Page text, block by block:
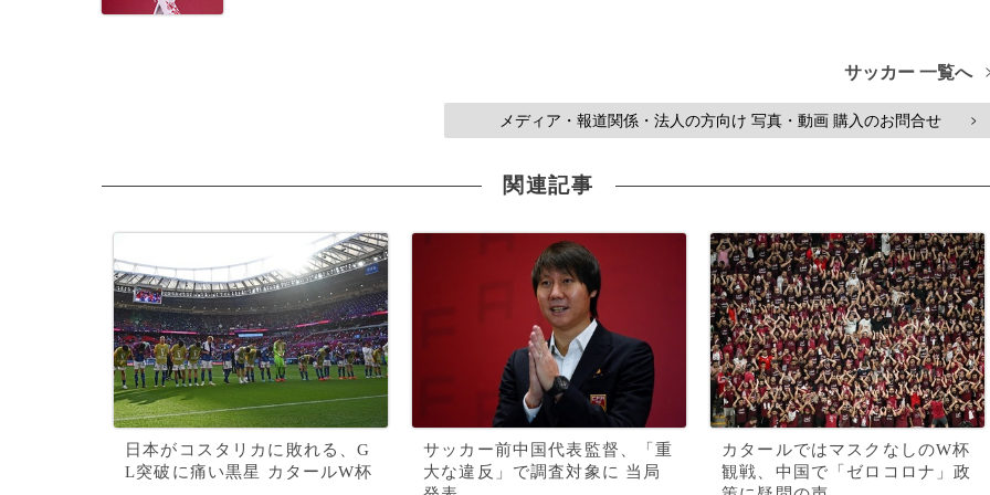
サッカー 一覧へ
メディア・報道関係・法人の方向け 写真・動画 購入のお問合せ >
関連記事
日本がコスタリカに敗れる、G
L突破に痛い黒星 カタールW杯
サッカー前中国代表監督、「重
大な違反」で調査対象に 当局
カタールではマスクなしのW杯
観戦、中国で「ゼロコロナ」政